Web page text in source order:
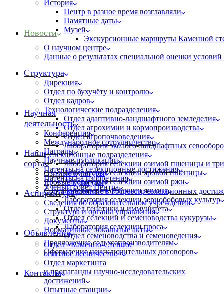
История
Центр в разное время возглавляли
Памятные даты
Музей
Экскурсионные маршруты Каменной
О научном центре
Данные о результатах специальной оценки условий
Новости
Структура
Дирекция
Отдел по бухучёту и контролю
Отдел кадров
Технологические подразделения
Отдел адаптивно-ландшафтного земледелия
Отдел агрохимии и кормопроизводства
Отдел агропочвоведения
Лаборатория эколого-ландшафтных
Селекционные подразделения
Лаборатория селекции озимой пшеницы и
Лаборатория селекции яровой пшеницы
Лаборатория селекции озимой ржи
Лаборатория селекции ячменя
Лаборатория селекции зернобобовых культур
Отдел генетики и иммунитета
Отдел селекции и семеноводства кукурузы
Лаборатория селекции проса
Отдел семеноводства и семеноведения
Отдел «Каменно-Степное
опытное лесничество»
Отдел маркетинга
и пропаганды научно-исследовательских
достижений
Опытные станции
Научная
деятельность
Конференция
Международное сотрудничество
Награды
Научные публикации
Патенты на селекционные достижения
Патенты на изобретения
Ученый совет Центра
Наши
сорта
Озимые культуры
Яровые культуры
Сорта внесённые в Госреестр селекционных
Аспирантура
Сведения об образовательном учреждении
Структура и органы управления
Документы
Нормативные локальные акты
Объявления
Предложение сельхозпроизводителям
Оформление неисключительных договоров
Контакты